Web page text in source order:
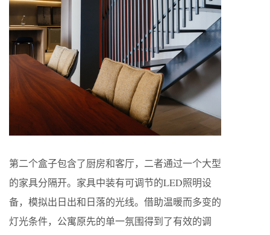
第二个盒子包含了厨房和客厅，二者通过一个大型
的家具分隔开。家具中装有可调节的LED照明设
备，模拟出日出和日落的光线。借助温暖而多变的
灯光条件，公寓原先的单一氛围得到了有效的调